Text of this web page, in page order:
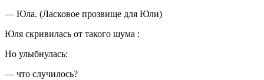
— Юла. (Ласковое прозвище для Юли)
Юля скривилась от такого шума :
Но улыбнулась:
— что случилось?